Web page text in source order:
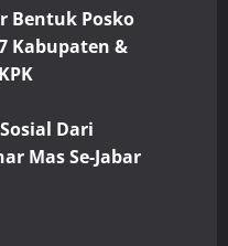
Bentuk Posko
Kabupaten &
Dari
Mas Se-Jabar